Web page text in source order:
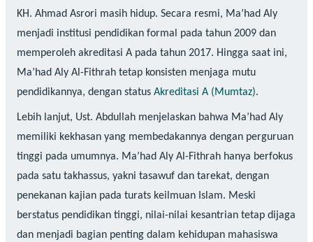
KH. Ahmad Asrori masih hidup. Secara resmi, Ma’had Aly
menjadi institusi pendidikan formal pada tahun 2009 dan
memperoleh akreditasi A pada tahun 2017. Hingga saat ini,
Ma’had Aly Al-Fithrah tetap konsisten menjaga mutu
pendidikannya, dengan status Akreditasi A (Mumtaz).
Lebih lanjut, Ust. Abdullah menjelaskan bahwa Ma’had Aly
memiliki kekhasan yang membedakannya dengan perguruan
tinggi pada umumnya. Ma’had Aly Al-Fithrah hanya berfokus
pada satu takhassus, yakni tasawuf dan tarekat, dengan
penekanan kajian pada turats keilmuan Islam. Meski
berstatus pendidikan tinggi, nilai-nilai kesantrian tetap dijaga
dan menjadi bagian penting dalam kehidupan mahasiswa